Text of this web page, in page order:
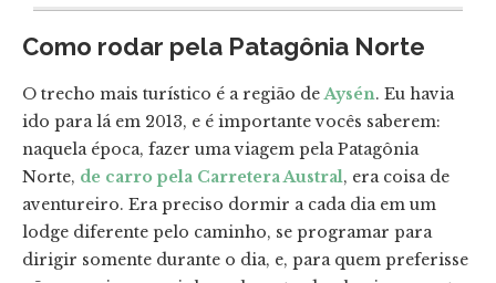
Como rodar pela Patagônia Norte
O trecho mais turístico é a região deAysén. Eu havia
ido para lá em 2013, e é importante vocês saberem:
naquela época, fazer uma viagem pela Patagônia
Norte, de carro pela Carretera Austral, era coisa de
aventureiro. Era preciso dormir a cada dia em um
lodge diferente pelo caminho, se programar para
dirigir somente durante o dia, e, para quem preferisse